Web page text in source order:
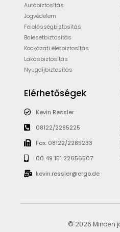
Autóbiztosítás
Jogvédelem
Felelősségbiztosítás
Balesetbiztosítás
Kockázati életbiztosítás
Lakásbiztosítás
Nyugdíjbiztosítás
Elérhetőségek
Kevin Ressler
08122/2285225
Fax: 08122/2285233
00 49 151 22656507
kevin.ressler@ergo.de
© 2026 Minden